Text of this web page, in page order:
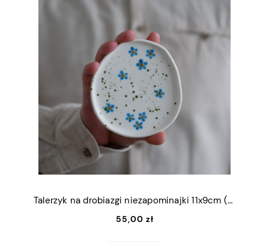
Talerzyk na drobiazgi niezapominajki 11x9cm (S)
55,00 zł